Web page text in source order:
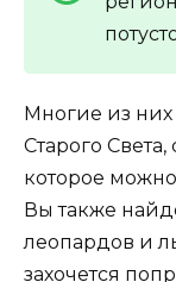
Многие из
Старого
которое можно
Вы также
леопардов и
захочется